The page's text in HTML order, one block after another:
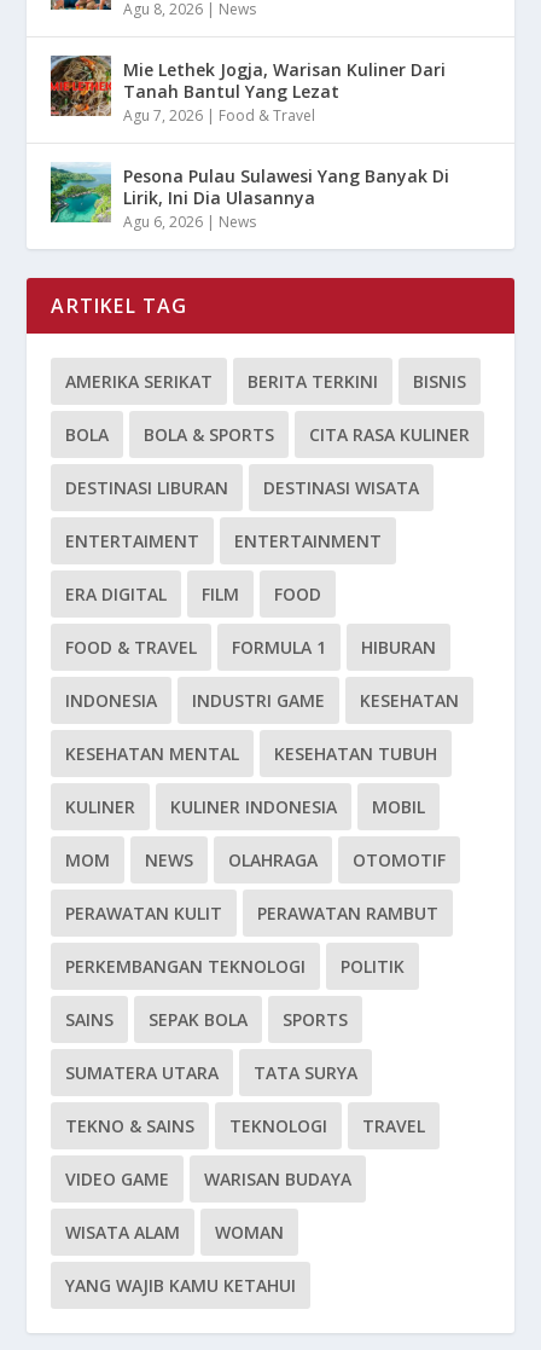
Agu 8, 2026 | News
Mie Lethek Jogja, Warisan Kuliner Dari
Tanah Bantul Yang Lezat
Agu 7, 2026 | Food & Travel
Pesona Pulau Sulawesi Yang Banyak Di
Lirik, Ini Dia Ulasannya
Agu 6, 2026 | News
ARTIKEL TAG
AMERIKA SERIKAT BERITA TERKINI BISNIS
BOLA BOLA & SPORTS CITA RASA KULINER
DESTINASI LIBURAN DESTINASI WISATA
ENTERTAIMENT ENTERTAINMENT
ERA DIGITAL FILM FOOD
FOOD & TRAVEL FORMULA 1 HIBURAN
INDONESIA INDUSTRI GAME KESEHATAN
KESEHATAN MENTAL KESEHATAN TUBUH
KULINER KULINER INDONESIA MOBIL
MOM NEWS OLAHRAGA OTOMOTIF
PERAWATAN KULIT PERAWATAN RAMBUT
PERKEMBANGAN TEKNOLOGI POLITIK
SAINS SEPAK BOLA SPORTS
SUMATERA UTARA TATA SURYA
TEKNO & SAINS TEKNOLOGI TRAVEL
VIDEO GAME WARISAN BUDAYA
WISATA ALAM WOMAN
YANG WAJIB KAMU KETAHUI